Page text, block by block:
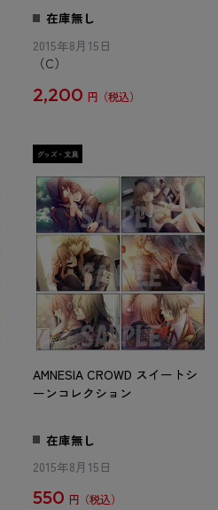
在庫無し
2015年8月15日
（C）
2,200 円
AMNESIA CROWD スイートシ
ーンコレクション
在庫無し
2015年8月15日
550 円